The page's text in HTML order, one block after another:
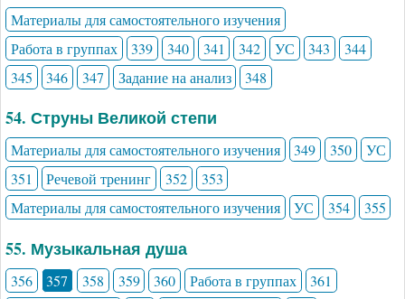
Материалы для самостоятельного изучения
Работа в группах
339 340 341 342 УС 343
344
345
346 347 Задание на анализ 348
54. Струны Великой степи
Материалы для самостоятельного изучения 349 350
УС
351
Речевой тренинг 352
353
Материалы для самостоятельного изучения
УС 354 355
55. Музыкальная душа
356 357 358 359 360 Работа в группах
361